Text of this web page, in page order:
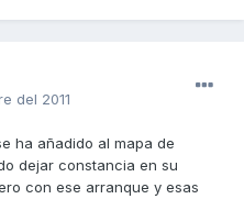
del 2011
ha añadido al mapa de
dejar constancia en su
con ese arranque y esas